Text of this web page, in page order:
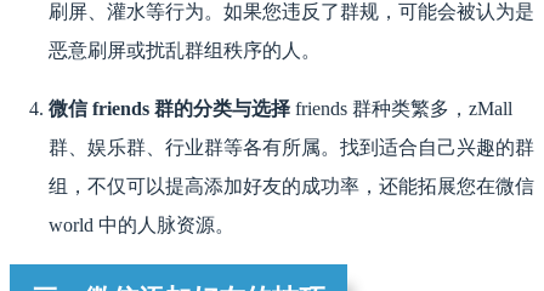
刷屏、灌水等行为。如果您违反了群规，可能会被认为是
恶意刷屏或扰乱群组秩序的人。
微信 friends 群的分类与选择 friends 群种类繁多，zMall
群、娱乐群、行业群等各有所属。找到适合自己兴趣的群
组，不仅可以提高添加好友的成功率，还能拓展您在微信
world 中的人脉资源。